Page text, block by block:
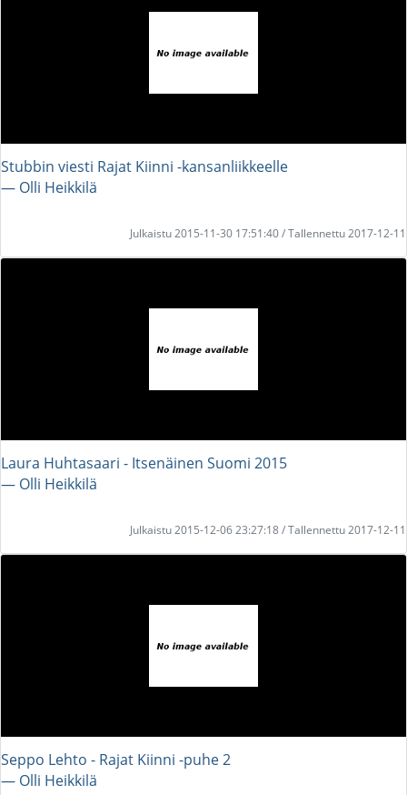
Stubbin viesti Rajat Kiinni -kansanliikkeelle
― Olli Heikkilä
Julkaistu 2015-11-30 17:51:40 / Tallennettu 2017-12-11
Laura Huhtasaari - Itsenäinen Suomi 2015
― Olli Heikkilä
Julkaistu 2015-12-06 23:27:18 / Tallennettu 2017-12-11
Seppo Lehto - Rajat Kiinni -puhe 2
― Olli Heikkilä